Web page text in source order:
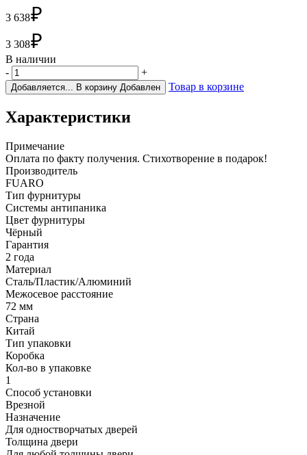
3 638₽
3 308₽
В наличии
-
+
Добавляется... В корзину Добавлен Товар в корзине
Характеристики
Примечание
Оплата по факту получения. Стихотворение в подарок!
Производитель
FUARO
Тип фурнитуры
Системы антипаника
Цвет фурнитуры
Чёрный
Гарантия
2 года
Материал
Сталь/Пластик/Алюминий
Межосевое расстояние
72 мм
Страна
Китай
Тип упаковки
Коробка
Кол-во в упаковке
1
Способ установки
Врезной
Назначение
Для одностворчатых дверей
Толщина двери